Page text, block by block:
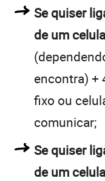
Se quiser
de um
encontra) +
fixo ou
comunicar;
Se quiser
de um